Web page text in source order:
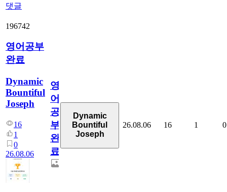
댓글
196742
영어공부
완료
Dynamic
Bountiful
Joseph
16
1
0
26.08.06
영
어
공
부
완
료
Dynamic
Bountiful
Joseph
26.08.06 16 1 0